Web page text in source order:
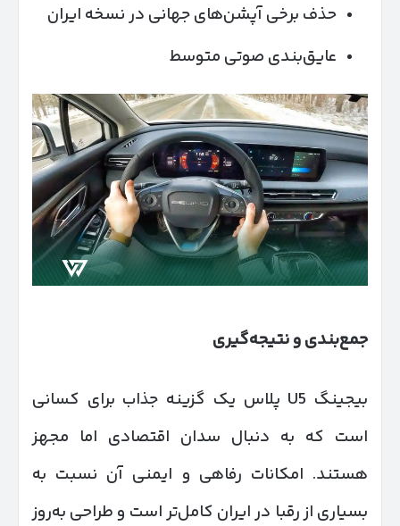
حذف برخی آپشن‌های جهانی در نسخه ایران
عایق‌بندی صوتی متوسط
جمع‌بندی و نتیجه‌گیری
بیجینگ U5 پلاس یک گزینه جذاب برای کسانی
است که به دنبال سدان اقتصادی اما مجهز
هستند. امکانات رفاهی و ایمنی آن نسبت به
بسیاری از رقبا در ایران کامل‌تر است و طراحی به‌روز